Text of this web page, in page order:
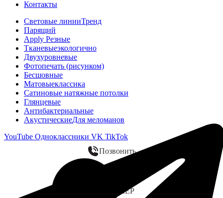
Контакты
Световые линииТренд
Парящий
Apply Резные
Тканевыеэкологично
Двухуровневые
Фотопечать (рисунком)
Бесшовные
Матовыеклассика
Сатиновые натяжные потолки
Глянцевые
Антибактериальные
АкустическиеДля меломанов
YouTube Одноклассники VK TikTok
Позвонить
ЗАМЕР